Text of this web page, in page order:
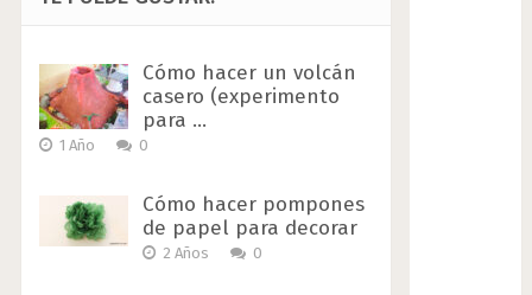
Cómo hacer un volcán
casero (experimento
para …
1 Año 0
Cómo hacer pompones
de papel para decorar
2 Años 0